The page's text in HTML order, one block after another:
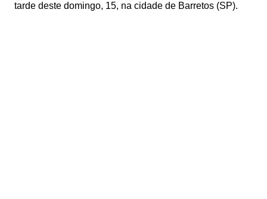
tarde deste domingo, 15, na cidade de Barretos (SP).